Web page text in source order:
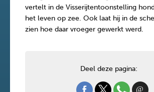
vertelt in de Visserijtentoonstelling
het leven op zee. Ook laat hij in de
zien hoe daar vroeger gewerkt werd.
Deel deze pagina: